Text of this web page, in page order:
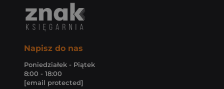
Napisz do nas
Poniedziałek - Piątek
8:00 - 18:00
[email protected]